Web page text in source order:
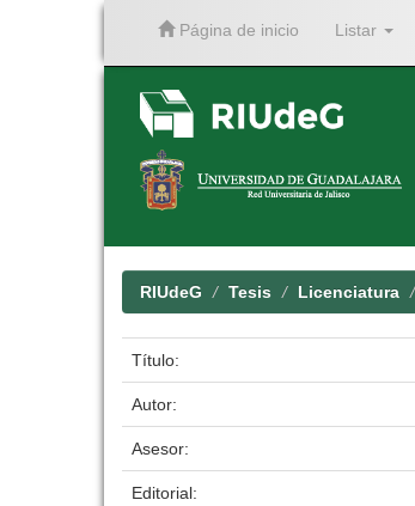
Página de inicio Listar
RIUdeG Tesis Licenciatura
Título:
Autor:
Asesor:
Editorial: